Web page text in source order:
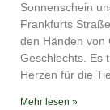
Sonnenschein
Frankfurts
den Händen von
Geschlechts. Es
Herzen für die
Mehr lesen »